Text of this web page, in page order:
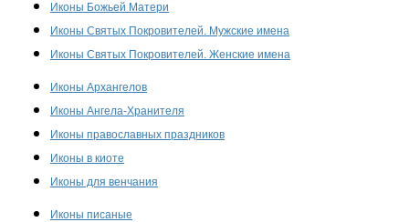
Иконы Божьей Матери
Иконы Святых Покровителей. Мужские имена
Иконы Святых Покровителей. Женские имена
Иконы Архангелов
Иконы Ангела-Хранителя
Иконы православных праздников
Иконы в киоте
Иконы для венчания
Иконы писаные